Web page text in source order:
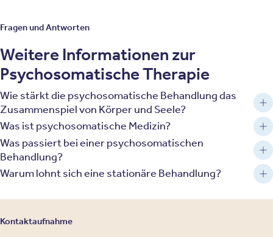
Fragen und Antworten
Weitere Informationen zur
Psychosomatische Therapie
Wie stärkt die psychosomatische Behandlung das
Zusammenspiel von Körper und Seele?
Was ist psychosomatische Medizin?
Was passiert bei einer psychosomatischen
Behandlung?
Warum lohnt sich eine stationäre Behandlung?
Kontaktaufnahme